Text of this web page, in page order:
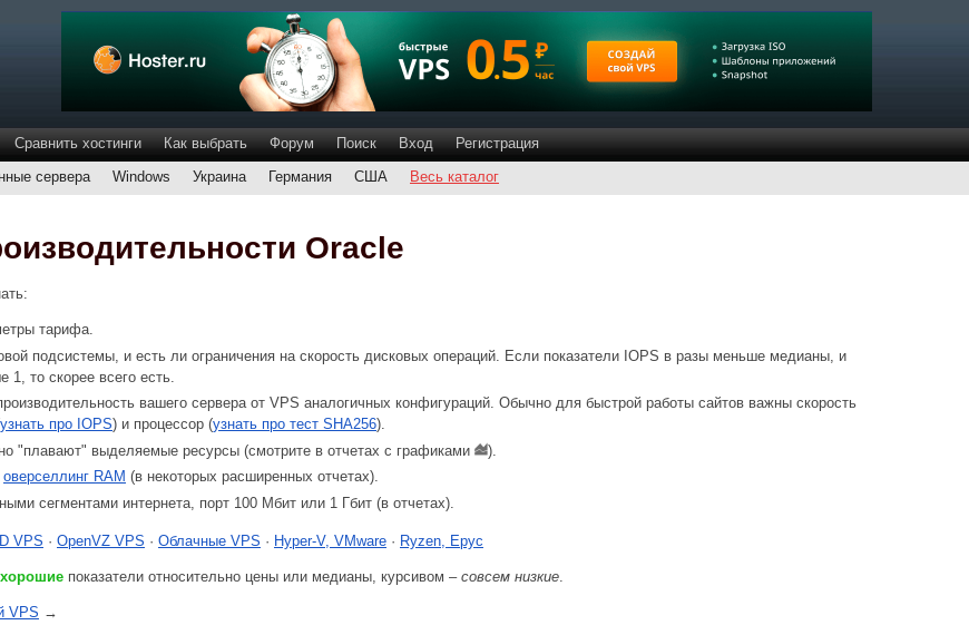
Сравнить хостинги Как выбрать Форум Поиск Вход
Регистрация
сервера Windows Украина Германия США Весь каталог
Oracle
тарифа.
подсистемы, и есть ли ограничения на скорость дисковых операций. Если показатели IOPS в разы меньше медианы, и
1, то скорее всего есть.
вашего сервера от VPS аналогичных конфигураций. Обычно для быстрой работы сайтов важны скорость
узнать про IOPS) и процессор (узнать про тест SHA256).
"плавают" выделяемые ресурсы (смотрите в отчетах с графиками
).
оверселлинг RAM (в некоторых расширенных отчетах).
сегментами интернета, порт 100 Мбит или 1 Гбит (в отчетах).
VPS · OpenVZ VPS · Облачные VPS · Hyper-V, VMware · Ryzen, Epyc
хорошие показатели относительно цены или медианы, курсивом – совсем низкие.
VPS →